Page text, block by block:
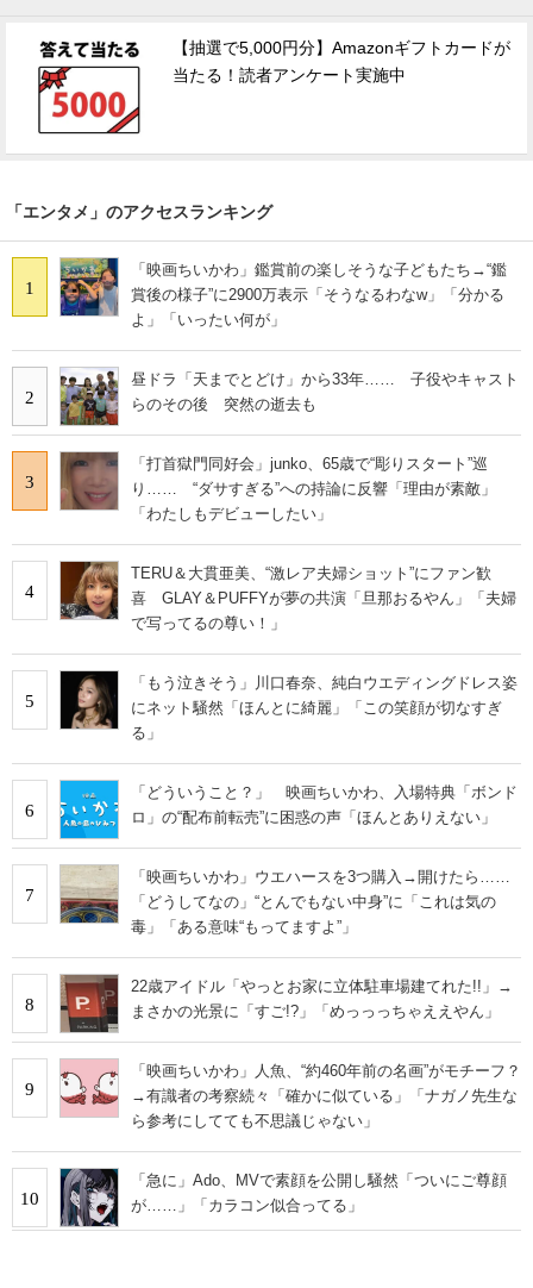
【抽選で5,000円分】Amazonギフトカードが
当たる！読者アンケート実施中
「エンタメ」のアクセスランキング
1
「映画ちいかわ」鑑賞前の楽しそうな子どもたち→“鑑
賞後の様子”に2900万表示「そうなるわなw」「分かる
よ」「いったい何が」
2
昼ドラ「天までとどけ」から33年…… 子役やキャスト
らのその後 突然の逝去も
3
「打首獄門同好会」junko、65歳で“彫りスタート”巡
り…… “ダサすぎる”への持論に反響「理由が素敵」
「わたしもデビューしたい」
4
TERU＆大貫亜美、“激レア夫婦ショット”にファン歓
喜 GLAY＆PUFFYが夢の共演「旦那おるやん」「夫婦
で写ってるの尊い！」
5
「もう泣きそう」川口春奈、純白ウエディングドレス姿
にネット騒然「ほんとに綺麗」「この笑顔が切なすぎ
る」
6
「どういうこと？」 映画ちいかわ、入場特典「ボンド
ロ」の“配布前転売”に困惑の声「ほんとありえない」
7
「映画ちいかわ」ウエハースを3つ購入→開けたら……
「どうしてなの」“とんでもない中身”に「これは気の
毒」「ある意味“もってますよ”」
8
22歳アイドル「やっとお家に立体駐車場建てれた!!」→
まさかの光景に「すご!?」「めっっっちゃええやん」
9
「映画ちいかわ」人魚、“約460年前の名画”がモチーフ？
→有識者の考察続々「確かに似ている」「ナガノ先生な
ら参考にしてても不思議じゃない」
10
「急に」Ado、MVで素顔を公開し騒然「ついにご尊顔
が……」「カラコン似合ってる」